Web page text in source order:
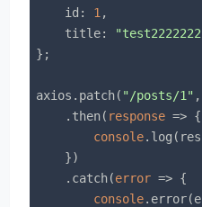
id : 1 ,
title:
};
axios.patch( "/posts/1"
    .then(
response => {
console
    })
    .catch(
error => {
console